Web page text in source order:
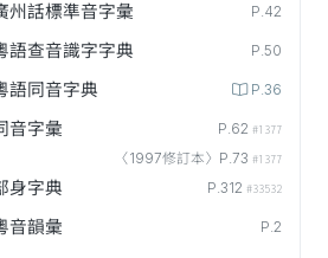
州話標準音字彙 P.42
語查音識字字典 P.50
語同音字典 P.36
音字彙 P.62 #1377
〈1997修訂本〉P.73 #1377
身字典 P.312 #33532
音韻彙 P.2